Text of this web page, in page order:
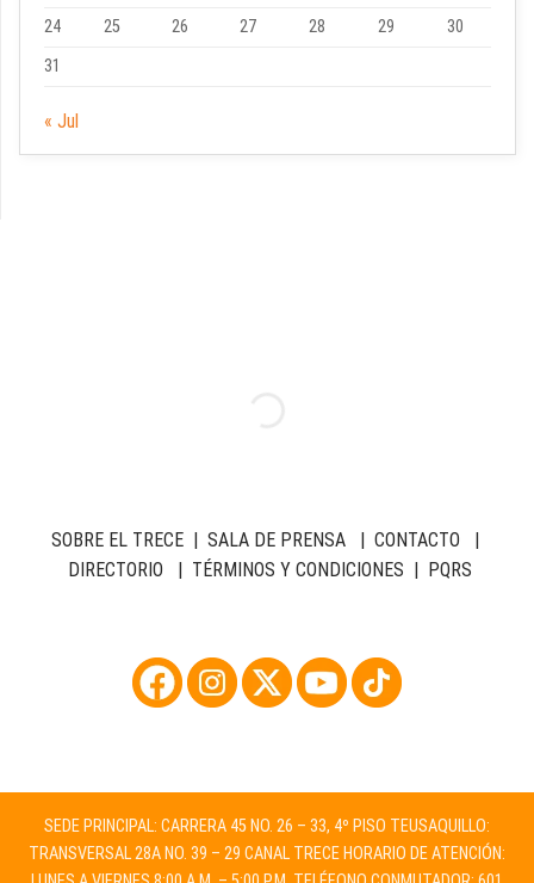
24
25 26 27 28 29
30
31
« Jul
SOBRE EL TRECE| SALA DE PRENSA| CONTACTO |
DIRECTORIO | TÉRMINOS Y CONDICIONES | PQRS
SEDE PRINCIPAL: CARRERA 45 NO. 26 – 33, 4º PISO TEUSAQUILLO:
TRANSVERSAL 28A NO. 39 – 29 CANAL TRECE HORARIO DE ATENCIÓN: